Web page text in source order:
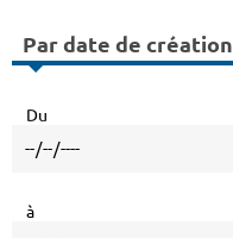
Par date de création
Du
à